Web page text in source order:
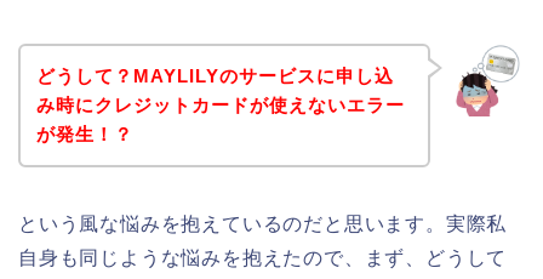
どうして？MAYLILYのサービスに申し込
み時にクレジットカードが使えないエラー
が発生！？
という風な悩みを抱えているのだと思います。実際私
自身も同じような悩みを抱えたので、まず、どうして